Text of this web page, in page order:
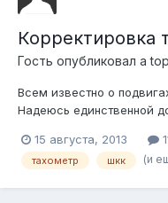
Гость опубликовал a
Всем известно о
Надеюсь единственной
Пришло время
в том, что мозг LS1 со
15 августа, 2013
тахометр шкк (и